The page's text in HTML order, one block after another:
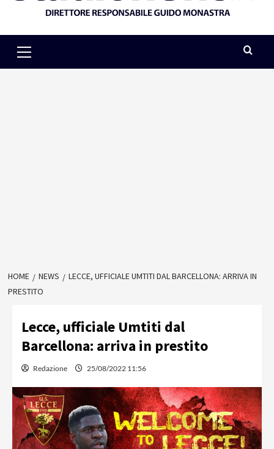
Menu
HOME NEWS
LECCE, UFFICIALE UMTITI DAL BARCELLONA: ARRIVA IN
PRESTITO
Lecce, ufficiale Umtiti dal
Barcellona: arriva in prestito
Redazione 25/08/2022 11:56